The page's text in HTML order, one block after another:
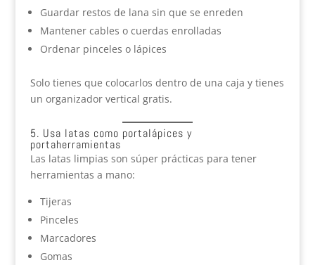
Guardar restos de lana sin que se enreden
Mantener cables o cuerdas enrolladas
Ordenar pinceles o lápices
Solo tienes que colocarlos dentro de una caja y tienes
un organizador vertical gratis.
5. Usa latas como portalápices y
portaherramientas
Las latas limpias son súper prácticas para tener
herramientas a mano:
Tijeras
Pinceles
Marcadores
Gomas